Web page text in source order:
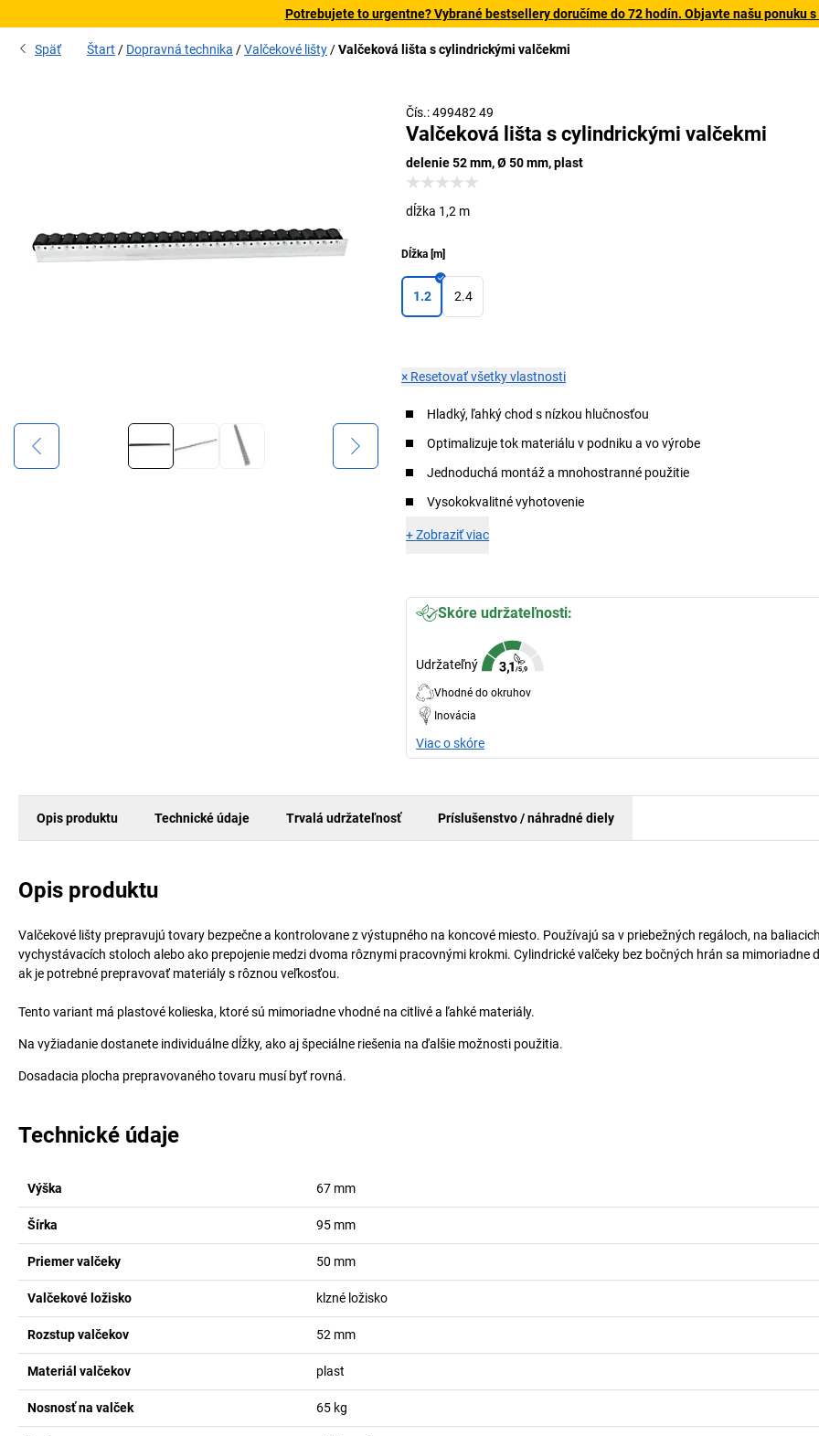
Potrebujete to urgentne? Vybrané bestsellery doručíme do 72 hodín. Objavte našu ponuku
Späť Štart Dopravná technika Valčekové lišty Valčeková lišta s cylindrickými valčekmi
Čís.: 499482 49
Valčeková lišta s cylindrickými valčekmi
delenie 52 mm, Ø 50 mm, plast
dĺžka 1,2 m
Dĺžka [m]
1.2 2.4
× Resetovať všetky vlastnosti
Hladký, ľahký chod s nízkou hlučnosťou
Optimalizuje tok materiálu v podniku a vo výrobe
Jednoduchá montáž a mnohostranné použitie
Vysokokvalitné vyhotovenie
+Zobraziť viac
Skóre udržateľnosti:
Udržateľný
Vhodné do okruhov
Inovácia
Viac o skóre
Opis produktu Technické údaje Trvalá udržateľnosť Príslušenstvo / náhradné diely
Opis produktu
Valčekové lišty prepravujú tovary bezpečne a kontrolovane z výstupného na koncové miesto. Používajú sa v priebežných regáloch, na
vychystávacích stoloch alebo ako prepojenie medzi dvoma rôznymi pracovnými krokmi. Cylindrické valčeky bez bočných hrán sa mimoriadne
ak je potrebné prepravovať materiály s rôznou veľkosťou.
Tento variant má plastové kolieska, ktoré sú mimoriadne vhodné na citlivé a ľahké materiály.
Na vyžiadanie dostanete individuálne dĺžky, ako aj špeciálne riešenia na ďalšie možnosti použitia.
Dosadacia plocha prepravovaného tovaru musí byť rovná.
Technické údaje
Výška 67 mm
Šírka 95 mm
Priemer valčeky 50 mm
Valčekové ložisko klzné ložisko
Rozstup valčekov 52 mm
Materiál valčekov plast
Nosnosť na valček 65 kg